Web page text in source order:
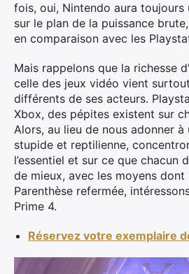
fois, oui, Nintendo aura toujours
sur le plan de la puissance
en comparaison avec les
Mais rappelons que la richesse
celle des jeux vidéo vient
différents de ses acteurs.
Xbox, des pépites existent sur
Alors, au lieu de nous adonner à
stupide et reptilienne,
l’essentiel et sur ce que chacun
de mieux, avec les moyens dont
Parenthèse refermée,
Prime 4.
Réservez votre exemplaire